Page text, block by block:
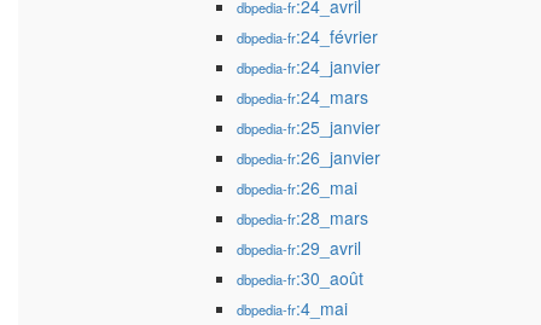
dbpedia-fr:24_avril
dbpedia-fr:24_février
dbpedia-fr:24_janvier
dbpedia-fr:24_mars
dbpedia-fr:25_janvier
dbpedia-fr:26_janvier
dbpedia-fr:26_mai
dbpedia-fr:28_mars
dbpedia-fr:29_avril
dbpedia-fr:30_août
dbpedia-fr:4_mai